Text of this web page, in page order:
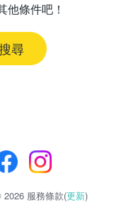
他條件吧！
尋
服務條款(更新)